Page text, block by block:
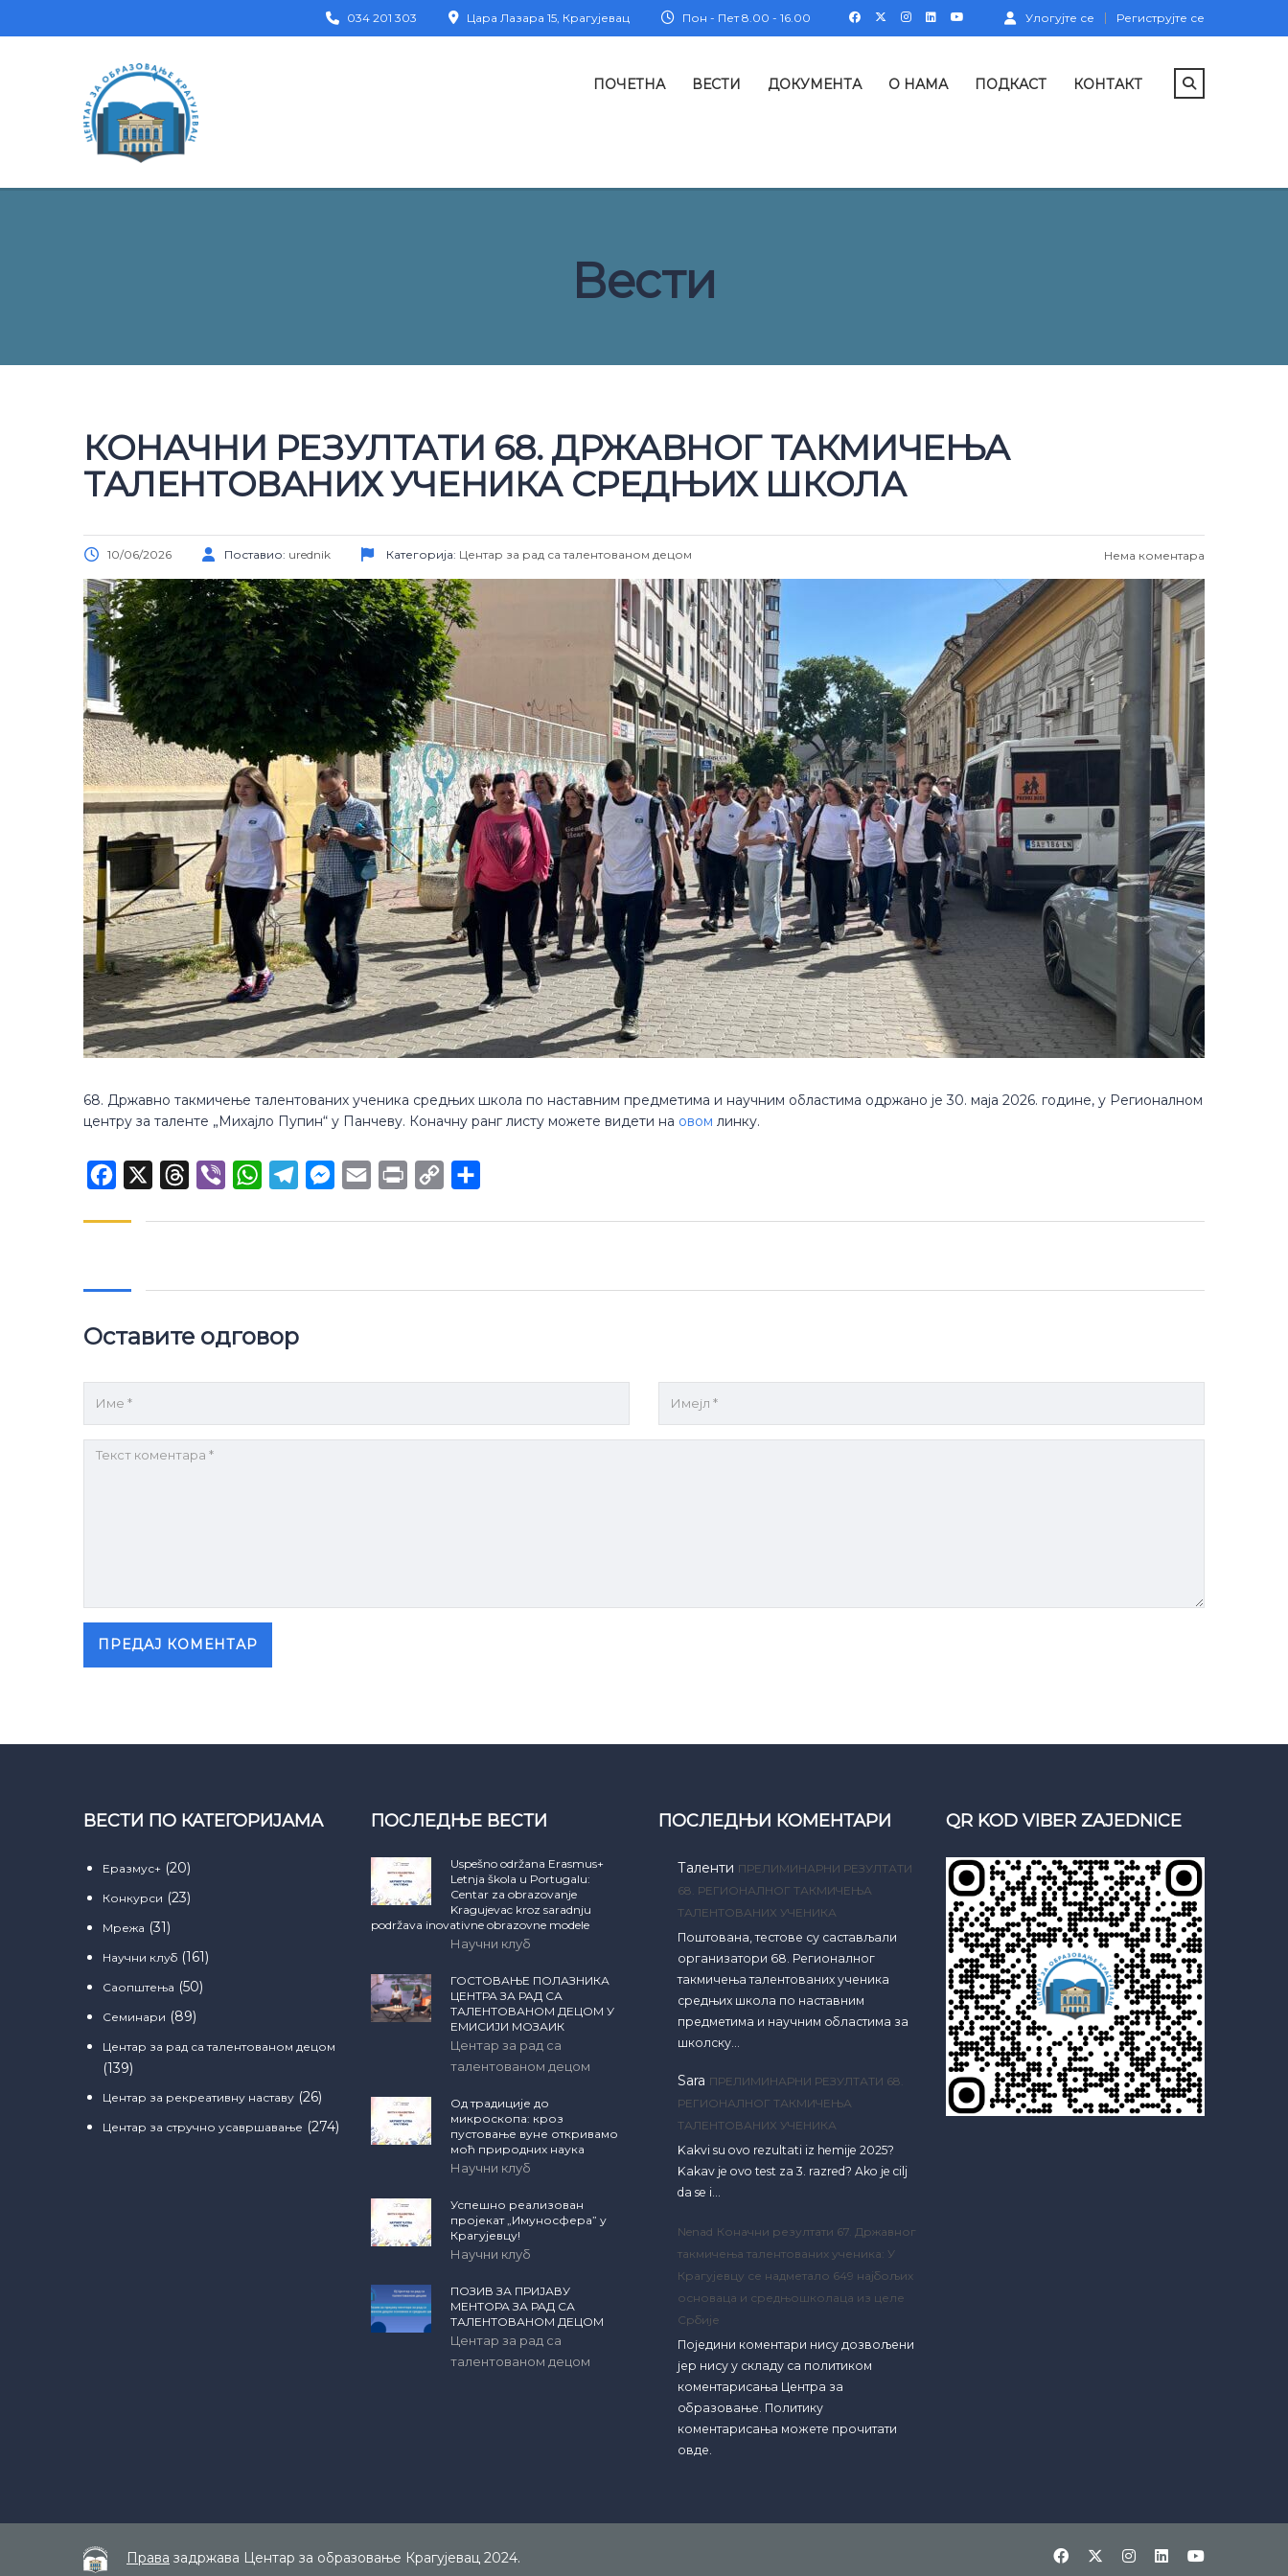
Улогујте се Региструјте се
Пон - Пет 8.00 - 16.00
Цара Лазара 15, Крагујевац
034 201 303
ПОЧЕТНА ВЕСТИ ДОКУМЕНТА О НАМА ПОДКАСТ КОНТАКТ
Вести
КОНАЧНИ РЕЗУЛТАТИ 68. ДРЖАВНОГ ТАКМИЧЕЊА
ТАЛЕНТОВАНИХ УЧЕНИКА СРЕДЊИХ ШКОЛА
10/06/2026 Поставио: urednik Категорија: Центар за рад са талентованом децом Нема коментара
68. Државно такмичење талентованих ученика средњих школа по наставним предметима и научним областима одржано је 30. маја 2026. године, у Регионалном
центру за таленте „Михајло Пупин“ у Панчеву. Коначну ранг листу можете видети на овом линку.
Facebook Threads
Viber WhatsAppTelegramMessenger
Email Print
Copy
Оставите одговор
ВЕСТИ ПО КАТЕГОРИЈАМА
Еразмус+ (20)
Конкурси (23)
Мрежа (31)
Научни клуб (161)
Саопштења (50)
Семинари (89)
Центар за рад са талентованом децом
(139)
Центар за рекреативну наставу (26)
Центар за стручно усавршавање (274)
ПОСЛЕДЊЕ ВЕСТИ
Uspešno održana Erasmus+
Letnja škola u Portugalu:
Centar za obrazovanje
Kragujevac kroz saradnju
podržava inovativne obrazovne modele
Научни клуб
ГОСТОВАЊЕ ПОЛАЗНИКА
ЦЕНТРА ЗА РАД СА
ТАЛЕНТОВАНОМ ДЕЦОМ У
ЕМИСИЈИ МОЗАИК
Центар за рад са
талентованом децом
Од традиције до
микроскопа: кроз
пустовање вуне откривамо
моћ природних наука
Научни клуб
Успешно реализован
пројекат „Имуносфера” у
Крагујевцу!
Научни клуб
ПОЗИВ ЗА ПРИЈАВУ
МЕНТОРА ЗА РАД СА
ТАЛЕНТОВАНОМ ДЕЦОМ
Центар за рад са
талентованом децом
ПОСЛЕДЊИ КОМЕНТАРИ
Таленти ПРЕЛИМИНАРНИ РЕЗУЛТАТИ
68. РЕГИОНАЛНОГ ТАКМИЧЕЊА
ТАЛЕНТОВАНИХ УЧЕНИКА
Поштована, тестове су састављали
организатори 68. Регионалног
такмичења талентованих ученика
средњих школа по наставним
предметима и научним областима за
школску…
Sara ПРЕЛИМИНАРНИ РЕЗУЛТАТИ 68.
РЕГИОНАЛНОГ ТАКМИЧЕЊА
ТАЛЕНТОВАНИХ УЧЕНИКА
Kakvi su ovo rezultati iz hemije 2025?
Kakav je ovo test za 3. razred? Ako je cilj
da se i…
Nenad Коначни резултати 67. Државног
такмичења талентованих ученика: У
Крагујевцу се надметало 649 најбољих
основаца и средњошколаца из целе
Србије
Поједини коментари нису дозвољени
јер нису у складу са политиком
коментарисања Центра за
образовање. Политику
коментарисања можете прочитати
овде.
QR KOD VIBER ZAJEDNICE
Права задржава Центар за образовање Крагујевац 2024.